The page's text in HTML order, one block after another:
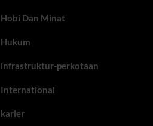
Hobi Dan Minat
Hukum
infrastruktur-perkotaan
International
karier